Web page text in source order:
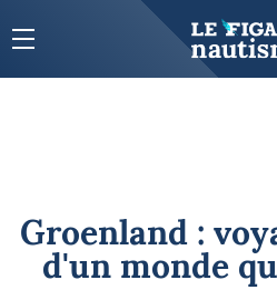
Groenland :
d'un monde